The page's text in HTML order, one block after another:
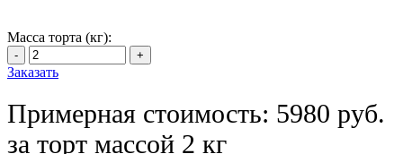
Масса торта (кг):
Заказать
Примерная стоимость: 5980 руб.
за торт массой 2 кг